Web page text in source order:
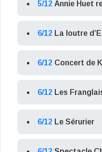
5/12 Annie Huet
6/12 La loutre
6/12 Concert de
6/12 Les
6/12 Le Sérurier